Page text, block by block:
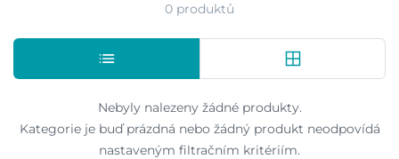
0 produktů
Nebyly nalezeny žádné produkty.
Kategorie je buď prázdná nebo žádný produkt neodpovídá
nastaveným filtračním kritériím.